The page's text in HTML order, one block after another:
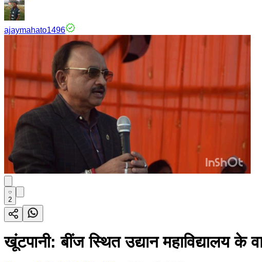
ajaymahato1496
2
खूंटपानी: बींज स्थित उद्यान महाविद्यालय के